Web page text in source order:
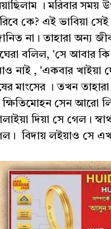
। মরিবার সময়
কে? এই ভাবিয়া সেই
না। তাহারা অন্য
বলিল, 'সে আবার কি
নাই , 'একবার খাইয়া
মাংসের । তখন
সেন আরো
দিয়া সে গেল।
বিদায় লইয়াও সে